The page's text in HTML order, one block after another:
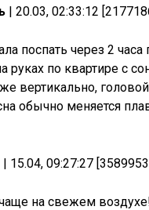
| 20.03, 02:33:12
поспать через 2
руках по квартире с
вертикально,
обычно меняется
| 15.04, 09:27:27
чаще на свежем